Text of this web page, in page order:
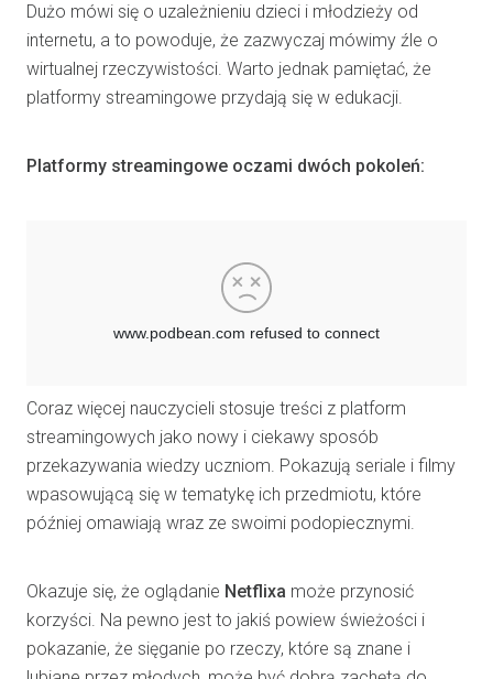
Dużo mówi się o uzależnieniu dzieci i młodzieży od
internetu, a to powoduje, że zazwyczaj mówimy źle o
wirtualnej rzeczywistości. Warto jednak pamiętać, że
platformy streamingowe przydają się w edukacji.
Platformy streamingowe oczami dwóch pokoleń:
Coraz więcej nauczycieli stosuje treści z platform
streamingowych jako nowy i ciekawy sposób
przekazywania wiedzy uczniom. Pokazują seriale i filmy
wpasowującą się w tematykę ich przedmiotu, które
później omawiają wraz ze swoimi podopiecznymi.
Okazuje się, że oglądanie Netflixa może przynosić
korzyści. Na pewno jest to jakiś powiew świeżości i
pokazanie, że sięganie po rzeczy, które są znane i